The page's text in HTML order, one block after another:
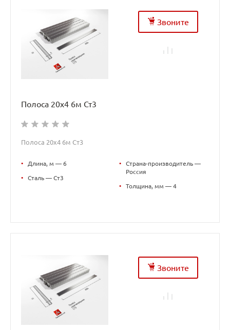
Звоните
Полоса 20х4 6м Ст3
Полоса 20х4 6м Ст3
• Длина, м — 6
• Сталь — Ст3
•
Страна-производитель —
Россия
• Толщина, мм — 4
Звоните